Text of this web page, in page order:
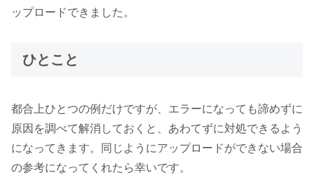
ップロードできました。
ひとこと
都合上ひとつの例だけですが、エラーになっても諦めずに
原因を調べて解消しておくと、あわてずに対処できるよう
になってきます。同じようにアップロードができない場合
の参考になってくれたら幸いです。